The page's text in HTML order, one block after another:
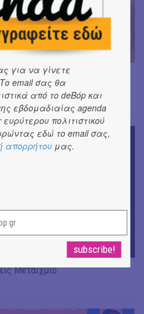
του Jean-Paul Dubois ||
Μεταίχμιο
για να γίνετε
email σας θα
από το deBόp και
εβδομαδιαίας agenda
πολιτιστικού
εδώ το email σας,
απορρήτου μας.